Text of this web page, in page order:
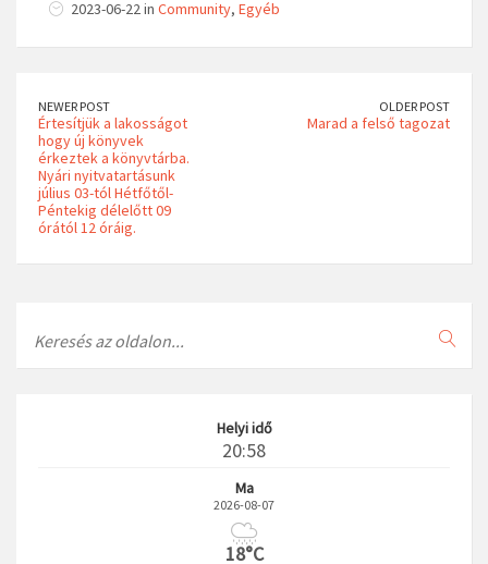
2023-06-22 in Community, Egyéb
NEWER POST
Értesítjük a lakosságot
hogy új könyvek
érkeztek a könyvtárba.
Nyári nyitvatartásunk
július 03-tól Hétfőtől-
Péntekig délelőtt 09
órától 12 óráig.
OLDER POST
Marad a felső tagozat
Helyi idő
20:58
Ma
2026-08-07
18°C